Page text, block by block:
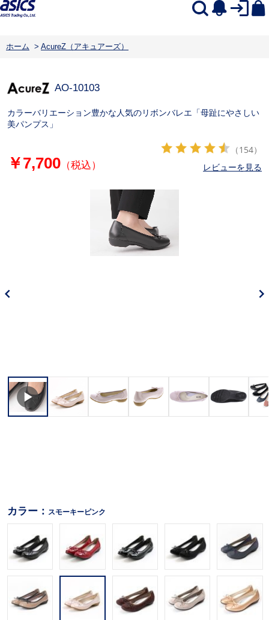
ホーム > AcureZ（アキュアーズ）
AO-10103
カラーバリエーション豊かな人気のリボンバレエ「母趾にやさしい
美パンプス」
￥7,700（税込）
（154）
レビューを見る
カラー： スモーキーピンク